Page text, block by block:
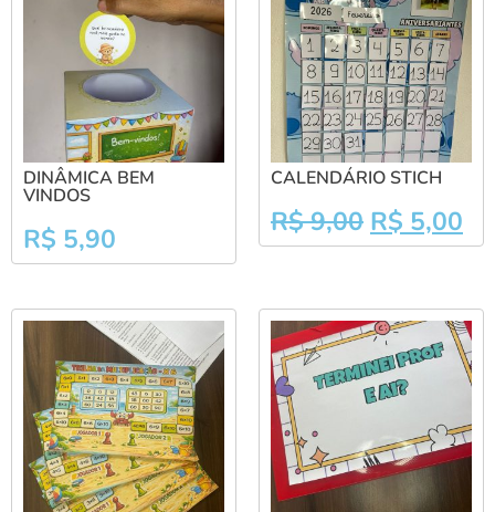
DINÂMICA BEM
VINDOS
R$ 5,90
CALENDÁRIO STICH
R$9,00 R$ 5,00